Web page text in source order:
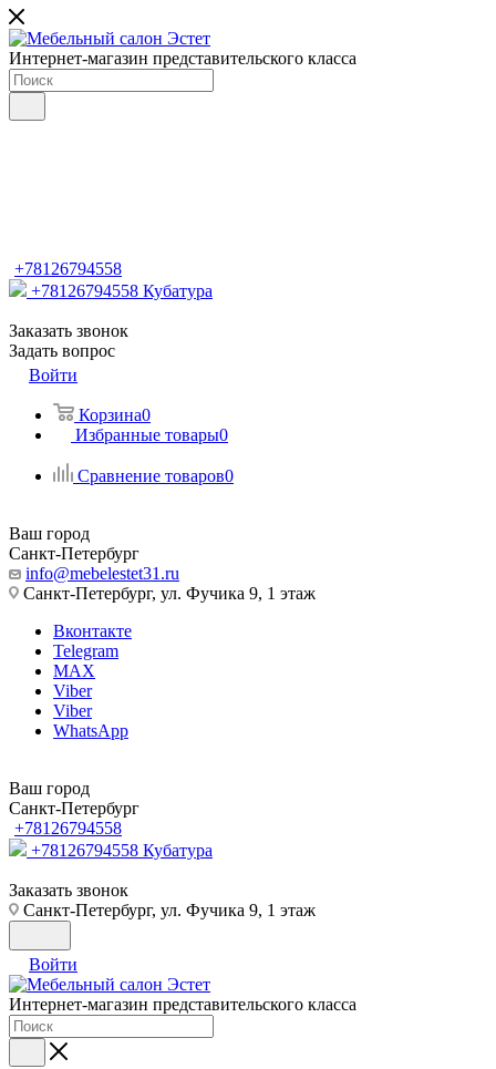
Интернет-магазин представительского класса
+78126794558
+78126794558 Кубатура
Заказать звонок
Задать вопрос
Войти
Корзина0
Избранные товары0
Сравнение товаров0
Ваш город
Санкт-Петербург
info@mebelestet31.ru
Санкт-Петербург, ул. Фучика 9, 1 этаж
Вконтакте
Telegram
MAX
Viber
Viber
WhatsApp
Ваш город
Санкт-Петербург
+78126794558
+78126794558 Кубатура
Заказать звонок
Санкт-Петербург, ул. Фучика 9, 1 этаж
Войти
Интернет-магазин представительского класса